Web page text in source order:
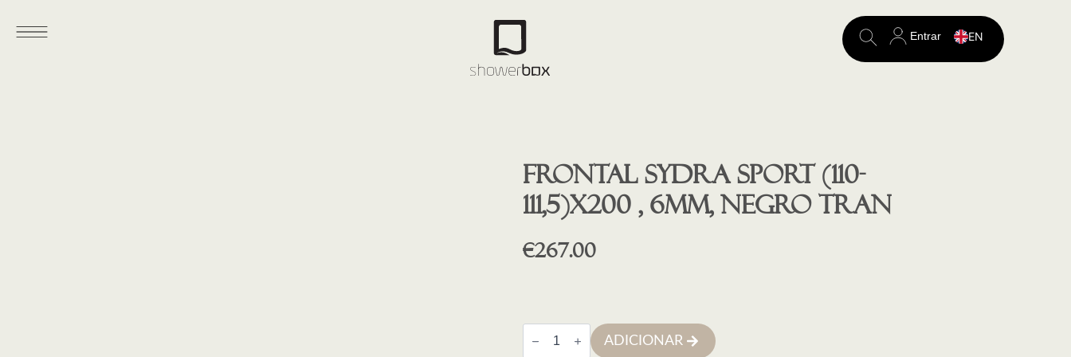
Search
Entrar EN
Frontal SYDRA SPORT (110-
111,5)X200 , 6MM, NEGRO TRAN
€267.00
Quantidade
de
Frontal
ADICIONAR